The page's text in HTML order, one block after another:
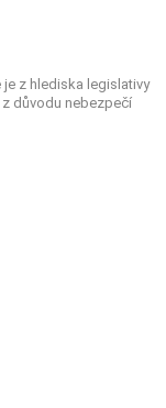
z hlediska legislativy
důvodu nebezpečí